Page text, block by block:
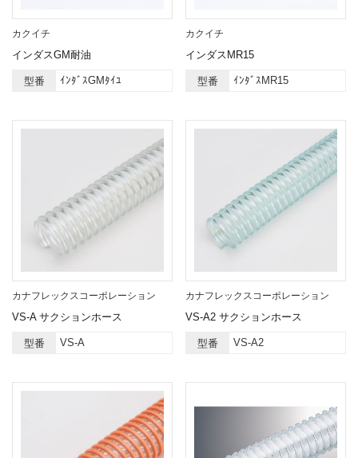
カクイチ
インダスGM耐油
型番 ｲﾝﾀﾞｽGMﾀｲﾕ
カクイチ
インダスMR15
型番 ｲﾝﾀﾞｽMR15
カナフレックスコーポレーション
VS-A サクションホース
型番 VS-A
カナフレックスコーポレーション
VS-A2 サクションホース
型番 VS-A2